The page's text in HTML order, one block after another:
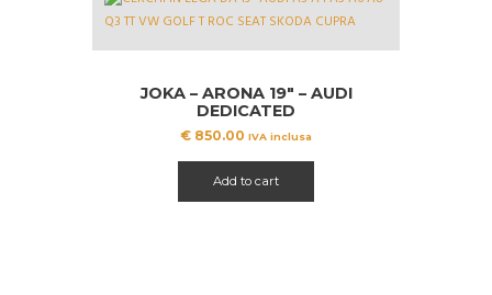
JOKA – ARONA 19″ – AUDI
DEDICATED
€ 850.00 IVA inclusa
Add to cart